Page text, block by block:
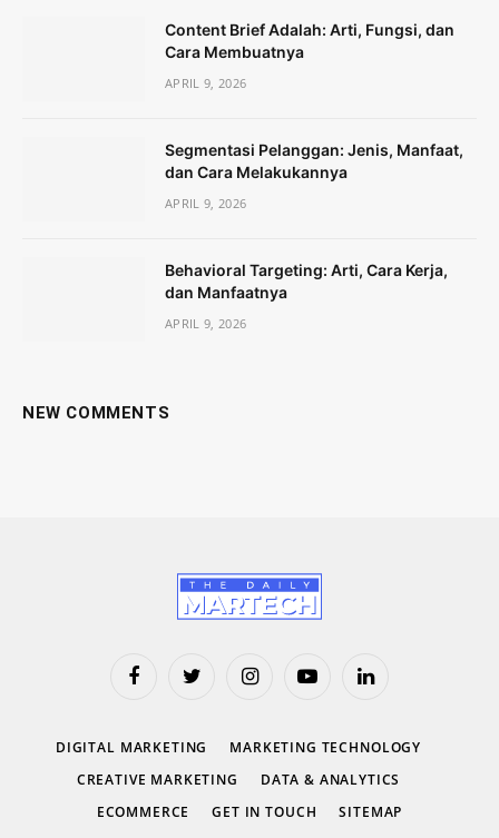
Content Brief Adalah: Arti, Fungsi, dan
Cara Membuatnya
APRIL 9, 2026
Segmentasi Pelanggan: Jenis, Manfaat,
dan Cara Melakukannya
APRIL 9, 2026
Behavioral Targeting: Arti, Cara Kerja,
dan Manfaatnya
APRIL 9, 2026
NEW COMMENTS
FacebookTwitter InstagramYouTubeLinkedIn
DIGITAL MARKETING
MARKETING TECHNOLOGY
CREATIVE MARKETING
DATA & ANALYTICS
ECOMMERCE
GET IN TOUCH SITEMAP